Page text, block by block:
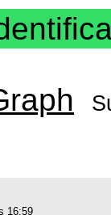
16:59